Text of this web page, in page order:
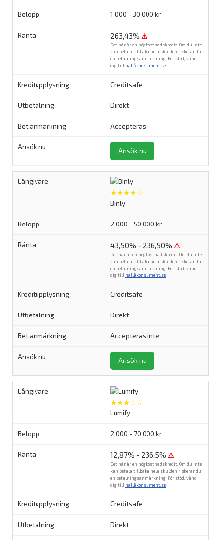
1 000 - 30 000 kr
263,43% ⚠
Det här är en högkostnadskredit. Om du inte
kan betala tillbaka hela skulden riskerar du
en betalningsanmärkning. För stöd, vänd
dig till hallåkonsument.se
Creditsafe
Direkt
Accepteras
Ansök nu
★★★★☆
Binly
2 000 - 50 000 kr
43,50% - 236,50% ⚠
Det här är en högkostnadskredit. Om du inte
kan betala tillbaka hela skulden riskerar du
en betalningsanmärkning. För stöd, vänd
dig till hallåkonsument.se
Creditsafe
Direkt
Accepteras inte
Ansök nu
★★★☆☆
Lumify
2 000 - 70 000 kr
12,87% - 236,5% ⚠
Det här är en högkostnadskredit. Om du inte
kan betala tillbaka hela skulden riskerar du
en betalningsanmärkning. För stöd, vänd
dig till hallåkonsument.se
Creditsafe
Direkt